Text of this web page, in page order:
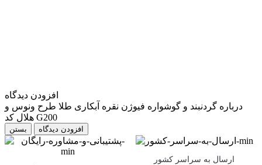
افزودن دیدگاه
درباره گردنبند و گوشواره فیوژن نقره آبکاری طلا طرح ونوس و
هلال کد G200
بستن
ارسال به سراسر کشور